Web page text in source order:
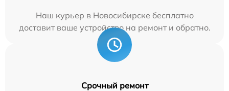
Наш курьер в Новосибирске бесплатно
доставит ваше устройство на ремонт и обратно.
Срочный ремонт